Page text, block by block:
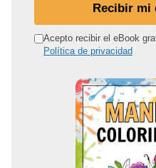
r
Recibir mi
Acepto recibir el eBook
Política de privacidad